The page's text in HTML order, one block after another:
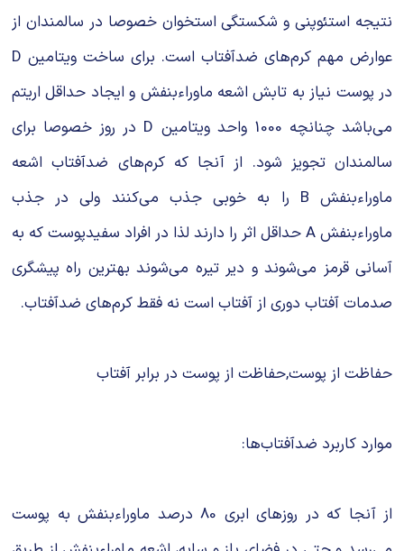
نتیجه استئوپنی و شکستگی استخوان خصوصا در سالمندان از
عوارض مهم کرم‌های ضدآفتاب است. برای ساخت ویتامین D
در پوست نیاز به تابش اشعه ماوراءبنفش و ایجاد حداقل اریتم
می‌باشد چنانچه 1000 واحد ویتامین D در روز خصوصا برای
سالمندان تجویز شود. از آنجا که کرم‌های ضدآفتاب اشعه
ماوراءبنفش B را به خوبی جذب می‌کنند ولی در جذب
ماوراءبنفش A حداقل اثر را دارند لذا در افراد سفیدپوست که به
آسانی قرمز می‌شوند و دیر تیره می‌شوند بهترین راه پیشگری
صدمات آفتاب دوری از آفتاب است نه فقط کرم‌های ضدآفتاب.
حفاظت از پوست,حفاظت از پوست در برابر آفتاب
موارد کاربرد ضدآفتاب‌ها:
از آنجا که در روزهای ابری 80 درصد ماوراءبنفش به پوست